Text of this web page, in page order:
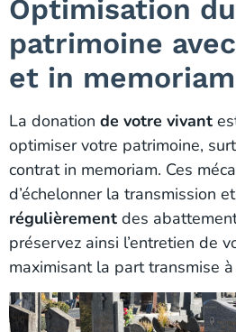
Optimisation du
patrimoine
et in memoriam
La donation de votre vivant
optimiser votre patrimoine,
contrat in memoriam. Ces
d’échelonner la transmission
régulièrement des
préservez ainsi l’entretien de
maximisant la part transmise